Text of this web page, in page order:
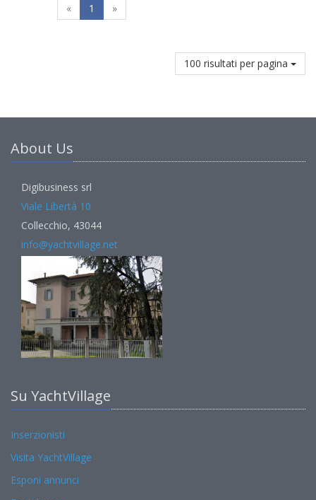
« 1 »
100 risultati per pagina
About Us
Digibusiness srl
Viale Libertà 10
Collecchio, 43044
info@yachtvillage.net
Su YachtVillage
Inserzionisti
Visita YachtVillage
Esponi annunci